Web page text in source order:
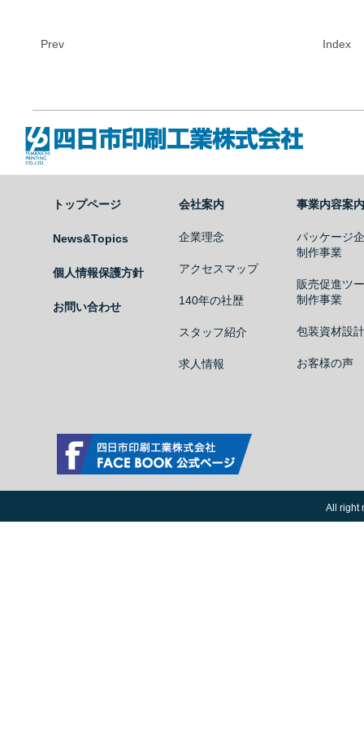
Prev Index
トップページ
News&Topics
個人情報保護方針
お問い合わせ
会社案内
企業理念
アクセスマップ
140年の社歴
スタッフ紹介
求人情報
事業内容案内
パッケージ
制作事業
販売促進ツ
制作事業
包装資材設
お客様の声
All right